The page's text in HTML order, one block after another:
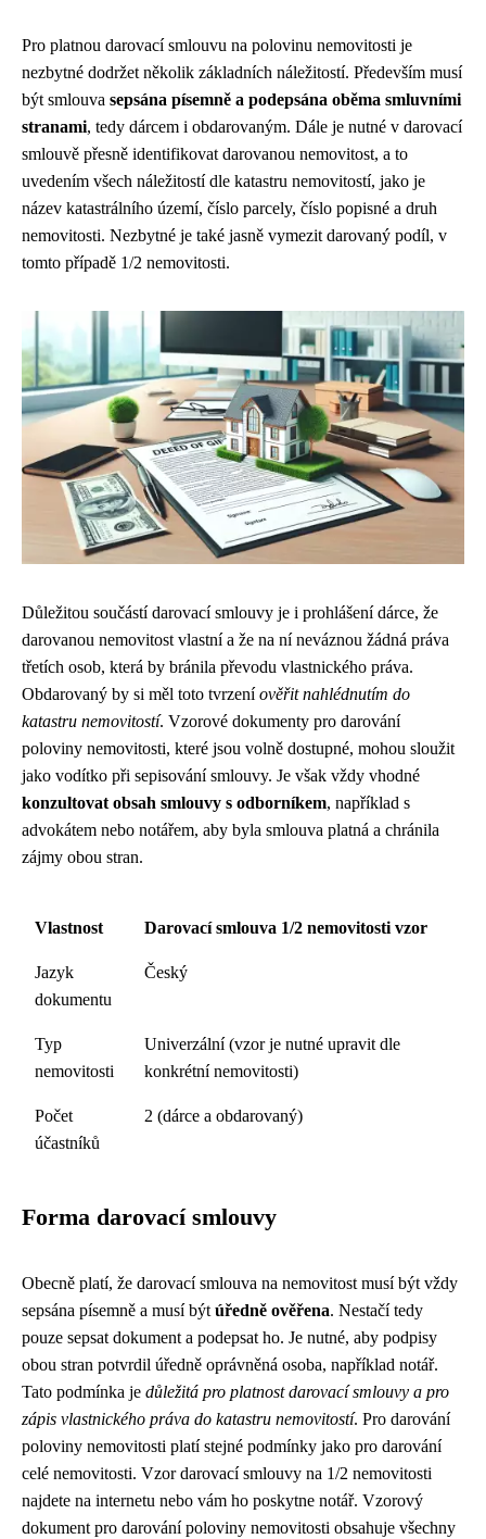
Pro platnou darovací smlouvu na polovinu nemovitosti je
nezbytné dodržet několik základních náležitostí. Především musí
být smlouva sepsána písemně a podepsána oběma smluvními
stranami, tedy dárcem i obdarovaným. Dále je nutné v darovací
smlouvě přesně identifikovat darovanou nemovitost, a to
uvedením všech náležitostí dle katastru nemovitostí, jako je
název katastrálního území, číslo parcely, číslo popisné a druh
nemovitosti. Nezbytné je také jasně vymezit darovaný podíl, v
tomto případě 1/2 nemovitosti.
Důležitou součástí darovací smlouvy je i prohlášení dárce, že
darovanou nemovitost vlastní a že na ní neváznou žádná práva
třetích osob, která by bránila převodu vlastnického práva.
Obdarovaný by si měl toto tvrzeníověřit nahlédnutím do
katastru nemovitostí. Vzorové dokumenty pro darování
poloviny nemovitosti, které jsou volně dostupné, mohou sloužit
jako vodítko při sepisování smlouvy. Je však vždy vhodné
konzultovat obsah smlouvy s odborníkem, například s
advokátem nebo notářem, aby byla smlouva platná a chránila
zájmy obou stran.
Vlastnost Darovací smlouva 1/2 nemovitosti vzor
Jazyk
dokumentu
Český
Typ
nemovitosti
Univerzální (vzor je nutné upravit dle
konkrétní nemovitosti)
Počet
účastníků
2 (dárce a obdarovaný)
Forma darovací smlouvy
Obecně platí, že darovací smlouva na nemovitost musí být vždy
sepsána písemně a musí být úředně ověřena. Nestačí tedy
pouze sepsat dokument a podepsat ho. Je nutné, aby podpisy
obou stran potvrdil úředně oprávněná osoba, například notář.
Tato podmínka je důležitá pro platnost darovací smlouvy a pro
zápis vlastnického práva do katastru nemovitostí. Pro darování
poloviny nemovitosti platí stejné podmínky jako pro darování
celé nemovitosti. Vzor darovací smlouvy na 1/2 nemovitosti
najdete na internetu nebo vám ho poskytne notář. Vzorový
dokument pro darování poloviny nemovitosti obsahuje všechny